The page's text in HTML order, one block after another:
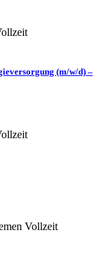
(m/w/d) –
Vollzeit